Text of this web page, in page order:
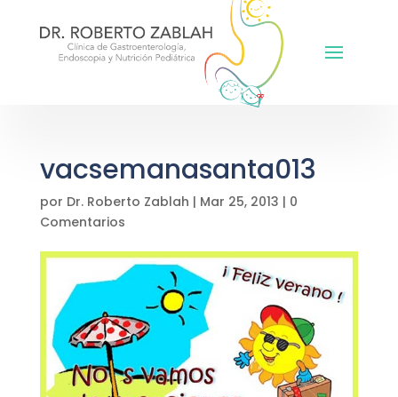
vacsemanasanta013
por Dr. Roberto Zablah | Mar 25, 2013 | 0
Comentarios